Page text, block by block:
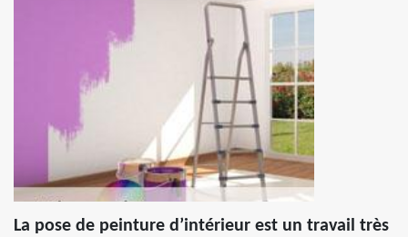
La pose de peinture d’intérieur est un travail très